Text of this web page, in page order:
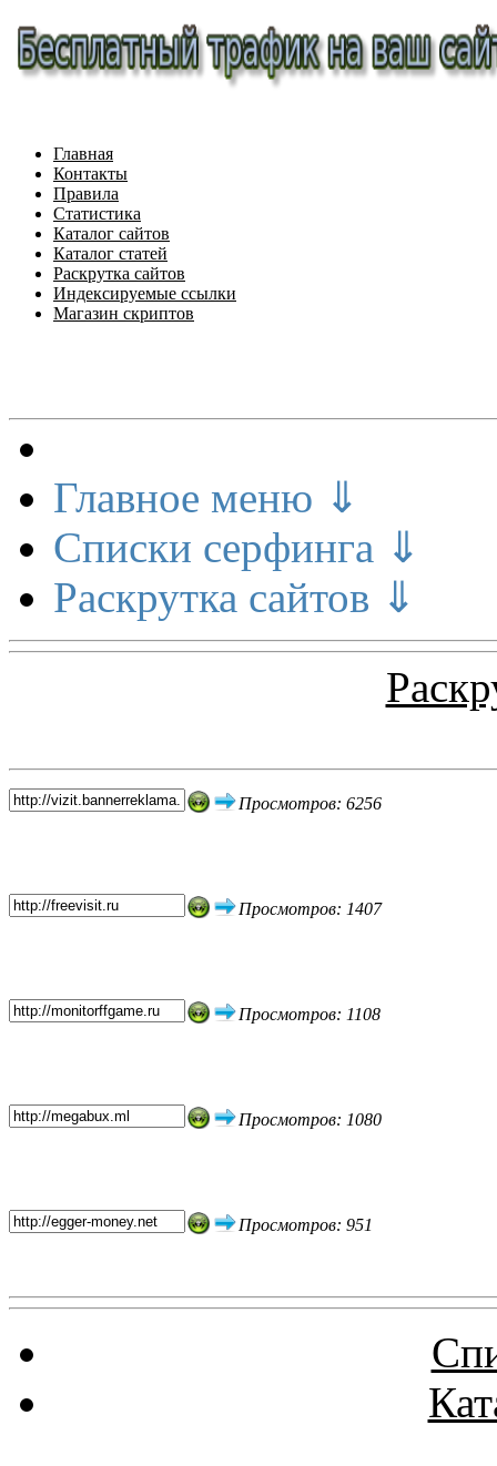
Главная
Контакты
Правила
Статистика
Каталог сайтов
Каталог статей
Раскрутка сайтов
Индексируемые ссылки
Магазин скриптов
Главное меню ⇓
Списки серфинга ⇓
Раскрутка сайтов ⇓
Просмотров: 6256
Просмотров: 1407
Просмотров: 1108
Просмотров: 1080
Просмотров: 951